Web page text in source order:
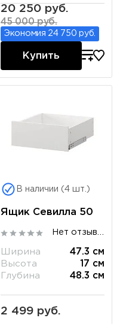
20 250 руб.
45 000 руб.
Экономия 24 750 руб.
Купить
В наличии (4 шт.)
Ящик Севилла 50
Ширина
47.3 см
Высота
17 см
Глубина
48.3 см
2 499 руб.